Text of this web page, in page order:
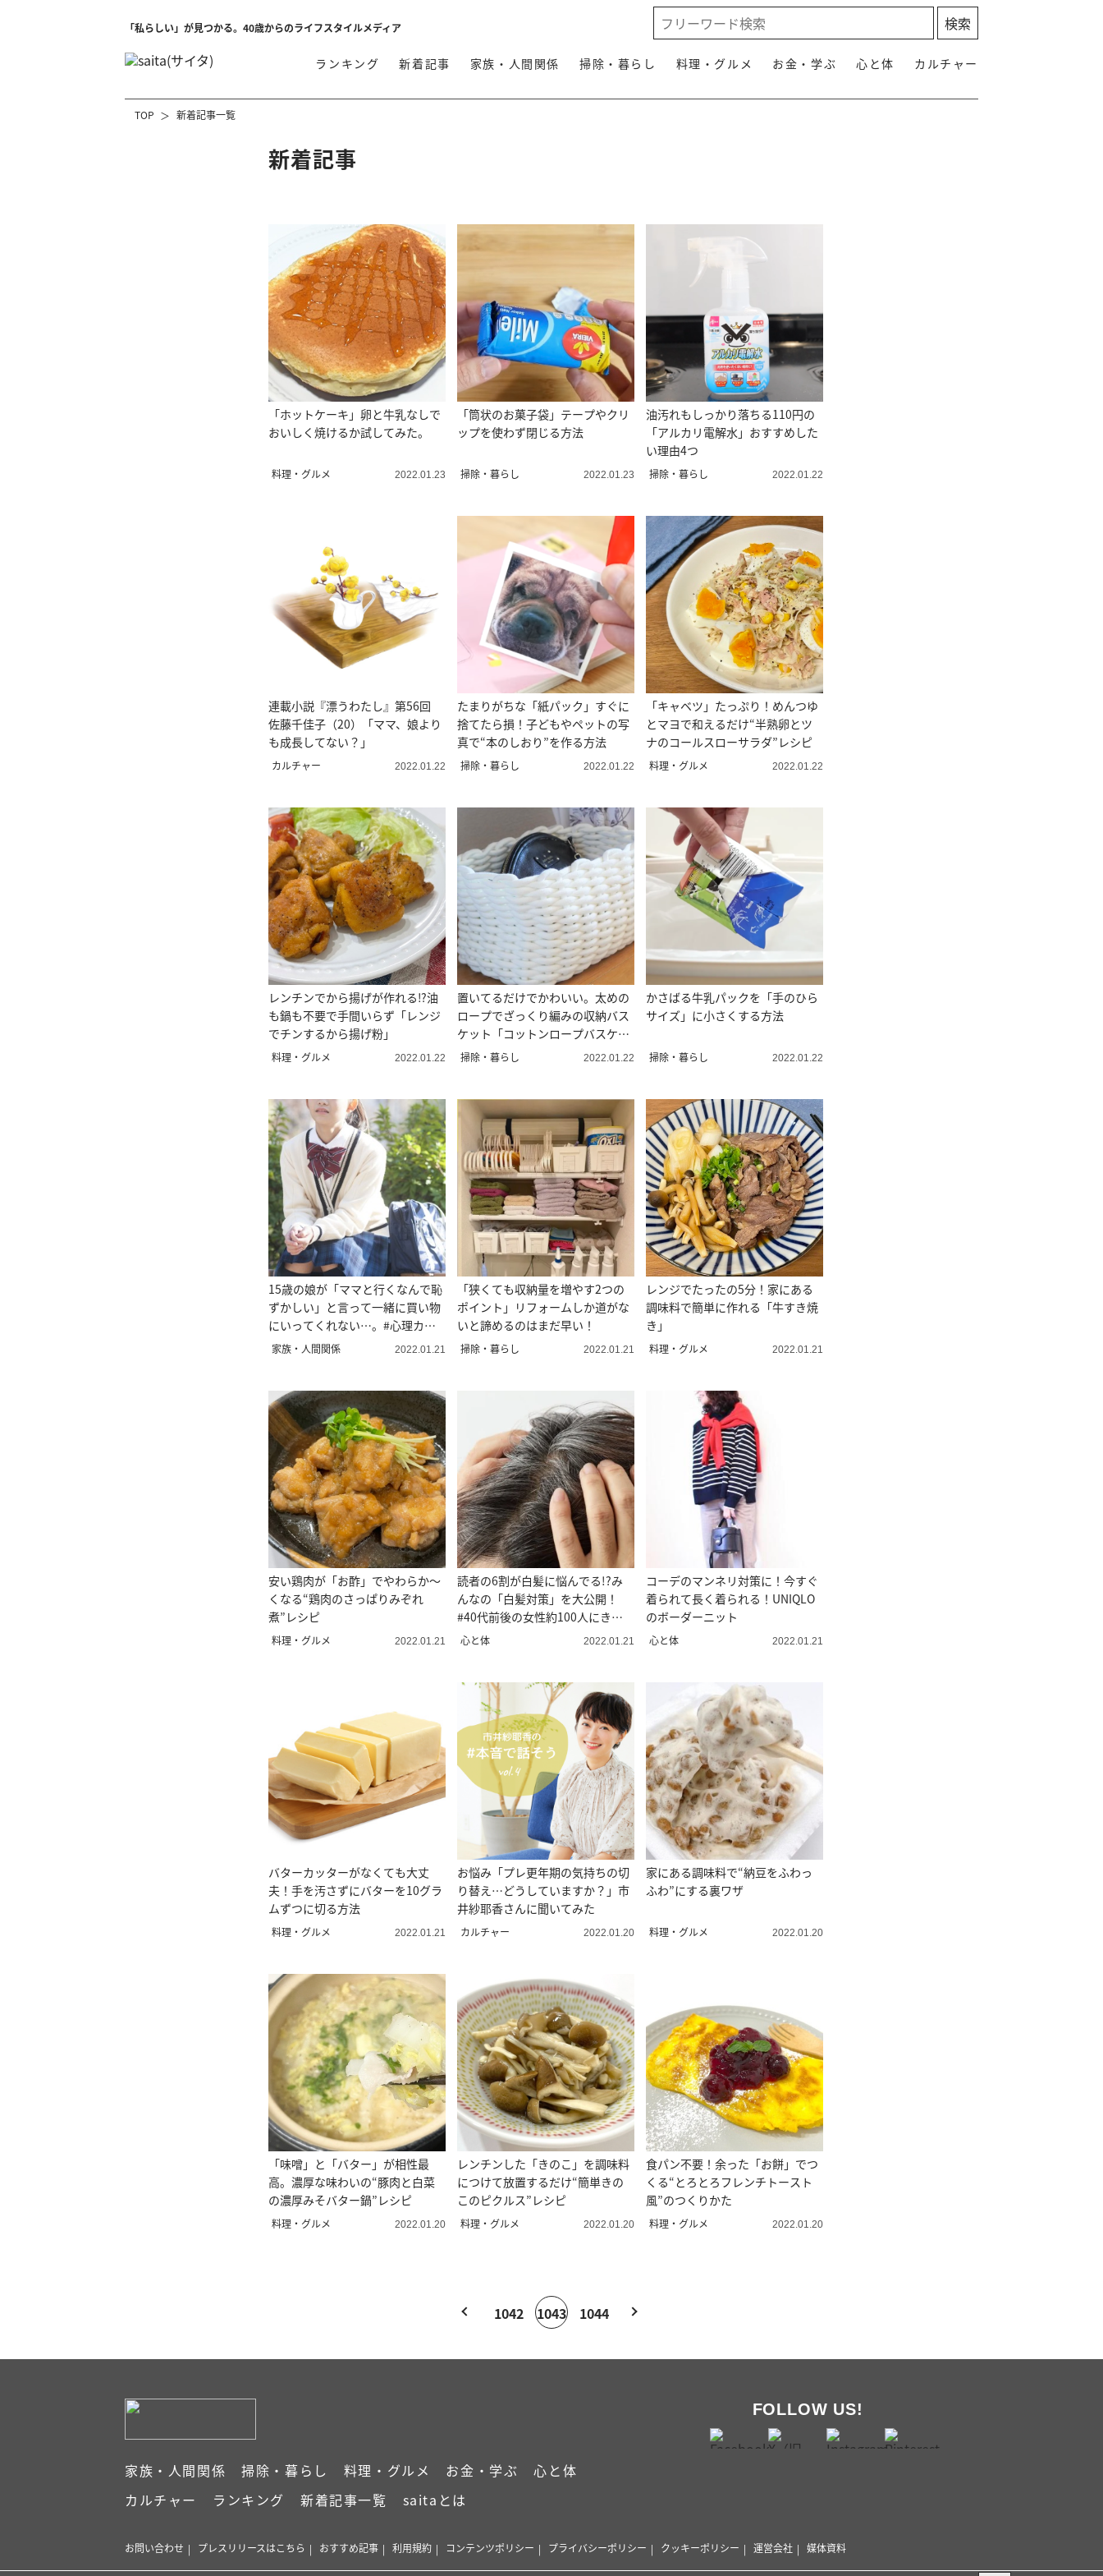
「私らしい」が見つかる。40歳からのライフスタイルメディア
ランキング 新着記事 家族・人間関係 掃除・暮らし 料理・グルメ お金・学ぶ 心と体 カルチャー
TOP 新着記事一覧
新着記事
「ホットケーキ」卵と牛乳なしで
おいしく焼けるか試してみた。
料理・グルメ 2022.01.23
「筒状のお菓子袋」テープやクリ
ップを使わず閉じる方法
掃除・暮らし 2022.01.23
油汚れもしっかり落ちる110円の
「アルカリ電解水」おすすめした
い理由4つ
掃除・暮らし 2022.01.22
連載小説『漂うわたし』第56回
佐藤千佳子（20）「ママ、娘より
も成長してない？」
カルチャー 2022.01.22
たまりがちな「紙パック」すぐに
捨てたら損！子どもやペットの写
真で“本のしおり”を作る方法
掃除・暮らし 2022.01.22
「キャベツ」たっぷり！めんつゆ
とマヨで和えるだけ“半熟卵とツ
ナのコールスローサラダ”レシピ
料理・グルメ 2022.01.22
レンチンでから揚げが作れる⁉︎油
も鍋も不要で手間いらず「レンジ
でチンするから揚げ粉」
料理・グルメ 2022.01.22
置いてるだけでかわいい。太めの
ロープでざっくり編みの収納バス
ケット「コットンロープバスケッ
ト」知ってる？
掃除・暮らし 2022.01.22
かさばる牛乳パックを「手のひら
サイズ」に小さくする方法
掃除・暮らし 2022.01.22
15歳の娘が「ママと行くなんで恥
ずかしい」と言って一緒に買い物
にいってくれない…。#心理カウ
ンセラーうさこの心を軽くする考
家族・人間関係 2022.01.21
「狭くても収納量を増やす2つの
ポイント」リフォームしか道がな
いと諦めるのはまだ早い！
掃除・暮らし 2022.01.21
レンジでたったの5分！家にある
調味料で簡単に作れる「牛すき焼
き」
料理・グルメ 2022.01.21
安い鶏肉が「お酢」でやわらか～
くなる“鶏肉のさっぱりみぞれ
煮”レシピ
料理・グルメ 2022.01.21
読者の6割が白髪に悩んでる!?み
んなの「白髪対策」を大公開！
#40代前後の女性約100人にきい
た！
心と体 2022.01.21
コーデのマンネリ対策に！今すぐ
着られて長く着られる！UNIQLO
のボーダーニット
心と体 2022.01.21
バターカッターがなくても大丈
夫！手を汚さずにバターを10グラ
ムずつに切る方法
料理・グルメ 2022.01.21
お悩み「プレ更年期の気持ちの切
り替え…どうしていますか？」市
井紗耶香さんに聞いてみた
カルチャー 2022.01.20
家にある調味料で“納豆をふわっ
ふわ”にする裏ワザ
料理・グルメ 2022.01.20
「味噌」と「バター」が相性最
高。濃厚な味わいの“豚肉と白菜
の濃厚みそバター鍋”レシピ
料理・グルメ 2022.01.20
レンチンした「きのこ」を調味料
につけて放置するだけ“簡単きの
このピクルス”レシピ
料理・グルメ 2022.01.20
食パン不要！余った「お餅」でつ
くる“とろとろフレンチトースト
風”のつくりかた
料理・グルメ 2022.01.20
1042 1043 1044
家族・人間関係 掃除・暮らし 料理・グルメ お金・学ぶ
心と体
カルチャー
ランキング 新着記事一覧 saitaとは
FOLLOW US!
お問い合わせ プレスリリースはこちら おすすめ記事 利用規約 コンテンツポリシー プライバシーポリシー クッキーポリシー 運営会社 媒体資料